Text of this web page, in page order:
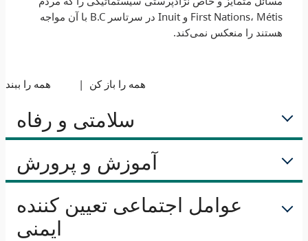
First Nations، Métis و Inuit در سرتاسر B.C با آن مواجه
هستند را منعکس نمی‌کند.
همه را باز کن همه را ببند
سلامتی و رفاه
آموزش و پرورش
عوامل اجتماعی تعیین کننده
ایمنی